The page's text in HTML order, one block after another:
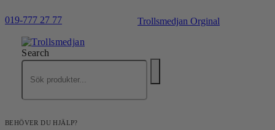
019-777 27 77 Trollsmedjan Orginal
Search
BEHÖVER DU HJÄLP?